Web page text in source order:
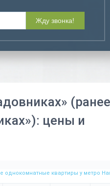
Жду звонка!
(ранее
цены и
однокомнатные квартиры у метро